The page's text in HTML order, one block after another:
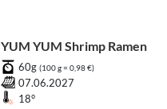
YUM YUM Shrimp Ramen
60g (100 g = 0,98 €)
07.06.2027
18°